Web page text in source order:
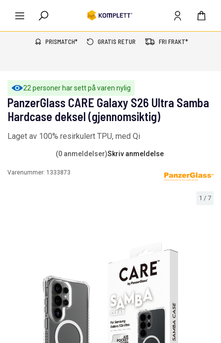
PRISMATCH* GRATIS RETUR FRI FRAKT*
22 personer har sett på varen nylig
1 / 7
PanzerGlass CARE Galaxy S26 Ultra Samba
Hardcase deksel (gjennomsiktig)
Laget av 100% resirkulert TPU, med Qi
(0 anmeldelser)Skriv anmeldelse
Varenummer: 1333873